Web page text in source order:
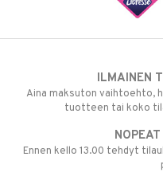
ILMAINEN
Aina maksuton
tuotteen tai koko
Ennen kello 13.00 tehdyt